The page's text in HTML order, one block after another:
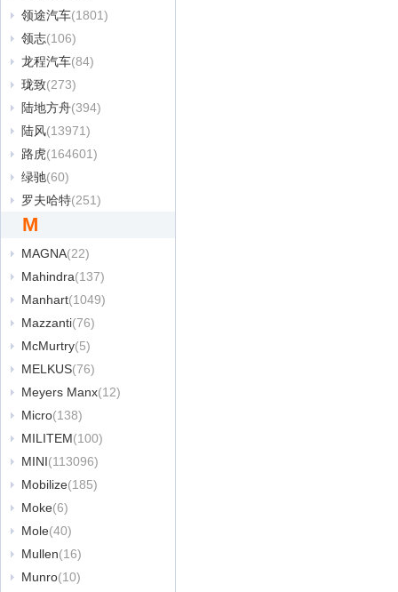
领途汽车(1801)
领志(106)
龙程汽车(84)
珑致(273)
陆地方舟(394)
陆风(13971)
路虎(164601)
绿驰(60)
罗夫哈特(251)
M
MAGNA(22)
Mahindra(137)
Manhart(1049)
Mazzanti(76)
McMurtry(5)
MELKUS(76)
Meyers Manx(12)
Micro(138)
MILITEM(100)
MINI(113096)
Mobilize(185)
Moke(6)
Mole(40)
Mullen(16)
Munro(10)